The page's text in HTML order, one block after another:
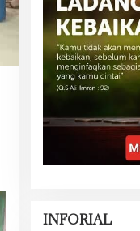
INFORIAL